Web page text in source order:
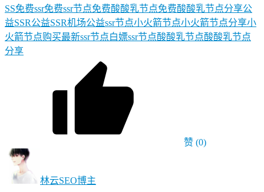
SS免费ssr免费ssr节点免费酸酸乳节点免费酸酸乳节点分享公
益SSR公益SSR机场公益ssr节点小火箭节点小火箭节点分享小
火箭节点购买最新ssr节点白嫖ssr节点酸酸乳节点酸酸乳节点
分享
赞 (0)
林云SEO博主